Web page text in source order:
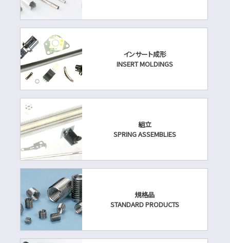
インサート成形
INSERT MOLDINGS
組立
SPRING ASSEMBLIES
規格品
STANDARD PRODUCTS